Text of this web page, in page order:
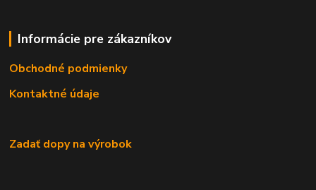
Informácie pre zákazníkov
Obchodné podmienky
Kontaktné údaje
Zadať dopy na výrobok